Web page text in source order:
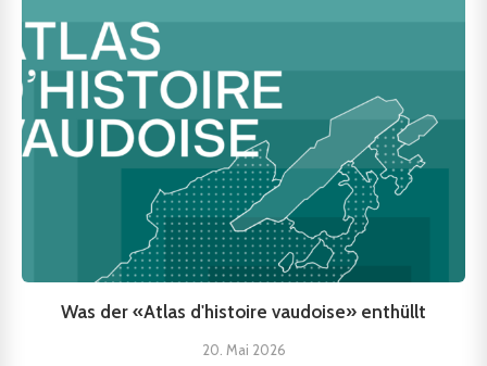
Was der «Atlas d'histoire vaudoise» enthüllt
20. Mai 2026